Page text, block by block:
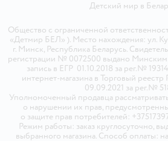
Детский мир в
Общество с ограниченной
«Детмир БЕЛ» ). Место нахождения: ул.
г. Минск, Республика Беларусь.
регистрации № 0072500 выдано Минским
запись в ЕГР 01.10.2018 за рег.№
интернет-магазина в Торговый
09.09.2021 за рег.№
Уполномоченный продавца
о нарушении их прав,
о защите прав потребителей:
Режим работы: заказ круглосуточно,
выбранного магазина. Способ оплаты: